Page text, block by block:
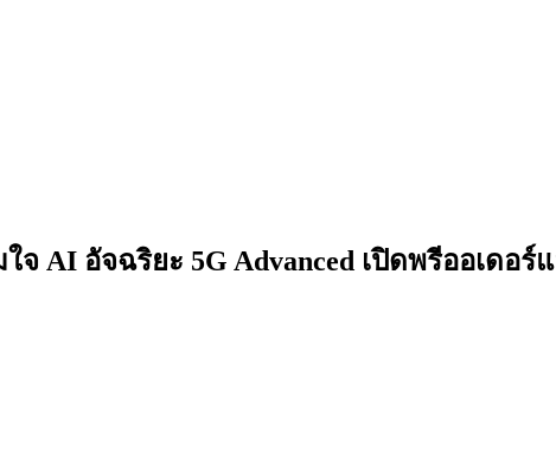
จ AI อัจฉริยะ 5G Advanced เปิดพรีออเดอร์